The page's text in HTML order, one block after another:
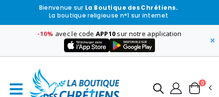
Bienvenue sur La Boutique des Chrétiens.
La boutique religieuse n°1 sur internet
-10% avec le code APP10 sur notre application
×
0